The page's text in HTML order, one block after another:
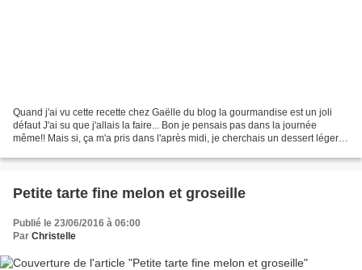
Quand j'ai vu cette recette chez Gaëlle du blog la gourmandise est un joli
défaut J'ai su que j'allais la faire... Bon je pensais pas dans la journée
même!! Mais si, ça m'a pris dans l'après midi, je cherchais un dessert léger
Petite tarte fine melon et groseille
Publié le 23/06/2016 à 06:00
Par Christelle